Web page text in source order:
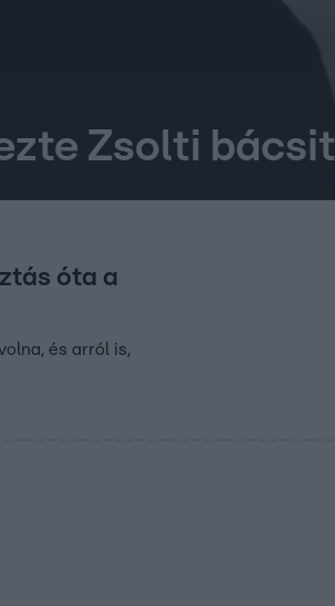
Zsolti bácsit
óta a
és arról is,